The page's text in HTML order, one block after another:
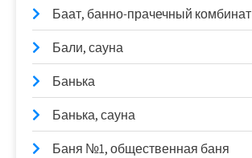
Баат, банно-прачечный комбинат
Бали, сауна
Банька
Банька, сауна
Баня №1, общественная баня